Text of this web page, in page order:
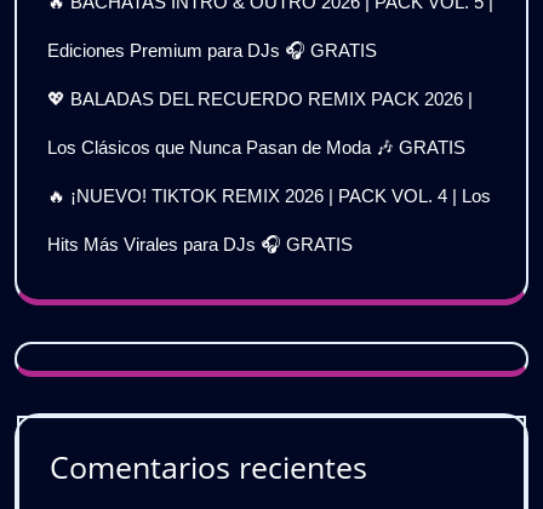
Ediciones Premium para DJs 🎧 GRATIS
💖 BALADAS DEL RECUERDO REMIX PACK 2026 |
Los Clásicos que Nunca Pasan de Moda 🎶 GRATIS
🔥 ¡NUEVO! TIKTOK REMIX 2026 | PACK VOL. 4 | Los
Hits Más Virales para DJs 🎧 GRATIS
Comentarios recientes